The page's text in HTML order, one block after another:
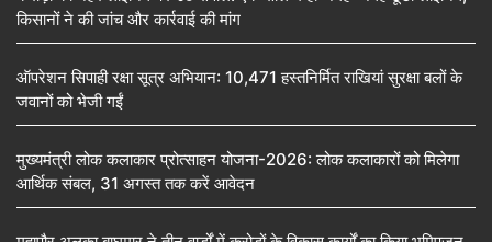
किसानों ने की जांच और कार्रवाई की मांग
ऑपरेशन सिपाही रक्षा सूत्र अभियान: 10,471 हस्तनिर्मित राखियां सुरक्षा बलों के
जवानों को भेजी गईं
मुख्यमंत्री लोक कलाकार प्रोत्साहन योजना-2026: लोक कलाकारों को मिलेगा
आर्थिक संबल, 31 अगस्त तक करें आवेदन